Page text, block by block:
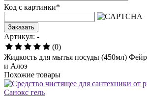
Код с картинки*
Заказать
Артикул: -
(0)
Жидкость для мытья посуды (450мл)
и Алоэ
Похожие товары